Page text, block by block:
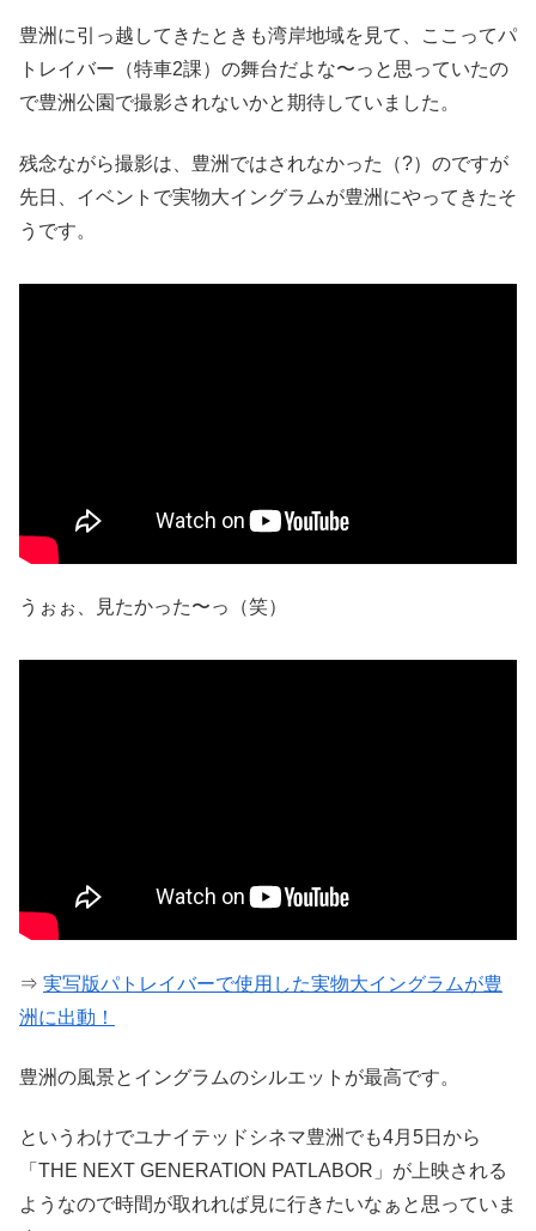
豊洲に引っ越してきたときも湾岸地域を見て、ここってパ
トレイバー（特車2課）の舞台だよな〜っと思っていたの
で豊洲公園で撮影されないかと期待していました。
残念ながら撮影は、豊洲ではされなかった（?）のですが
先日、イベントで実物大イングラムが豊洲にやってきたそ
うです。
うぉぉ、見たかった〜っ（笑）
⇒ 実写版パトレイバーで使用した実物大イングラムが豊
洲に出動！
豊洲の風景とイングラムのシルエットが最高です。
というわけでユナイテッドシネマ豊洲でも4月5日から
「THE NEXT GENERATION PATLABOR」が上映される
ようなので時間が取れれば見に行きたいなぁと思っていま